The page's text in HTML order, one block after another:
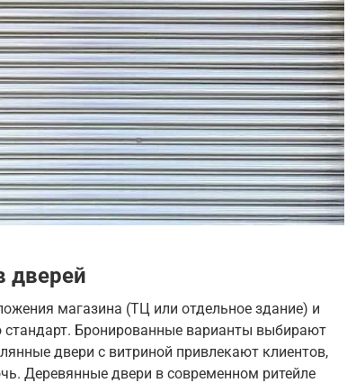
дверей
магазина (ТЦ или отдельное здание) и
Бронированные варианты выбирают
двери с витриной привлекают клиентов,
Деревянные двери в современном ритейле